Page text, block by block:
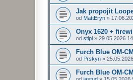
Jak propojit
od MattEryn »
Onyx 1620 +
od stipi » 29.05.2026
Furch Blue OM-
od Prskyn »
Furch Blue OM-